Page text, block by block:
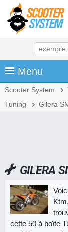
Menu
Scooter System
Tuning
Gilera
GILERA
cette 50 à boîte